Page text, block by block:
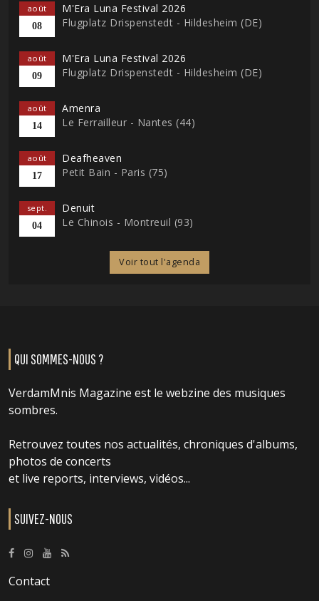
août
08
M'Era Luna Festival 2026
Flugplatz Drispenstedt - Hildesheim (DE)
août
09
M'Era Luna Festival 2026
Flugplatz Drispenstedt - Hildesheim (DE)
août
14
Amenra
Le Ferrailleur - Nantes (44)
août
17
Deafheaven
Petit Bain - Paris (75)
sept.
04
Denuit
Le Chinois - Montreuil (93)
Voir tout l'agenda
QUI SOMMES-NOUS ?
VerdamMnis Magazine est le webzine des musiques
sombres.
Retrouvez toutes nos actualités, chroniques d'albums,
photos de concerts
et live reports, interviews, vidéos...
SUIVEZ-NOUS
Contact